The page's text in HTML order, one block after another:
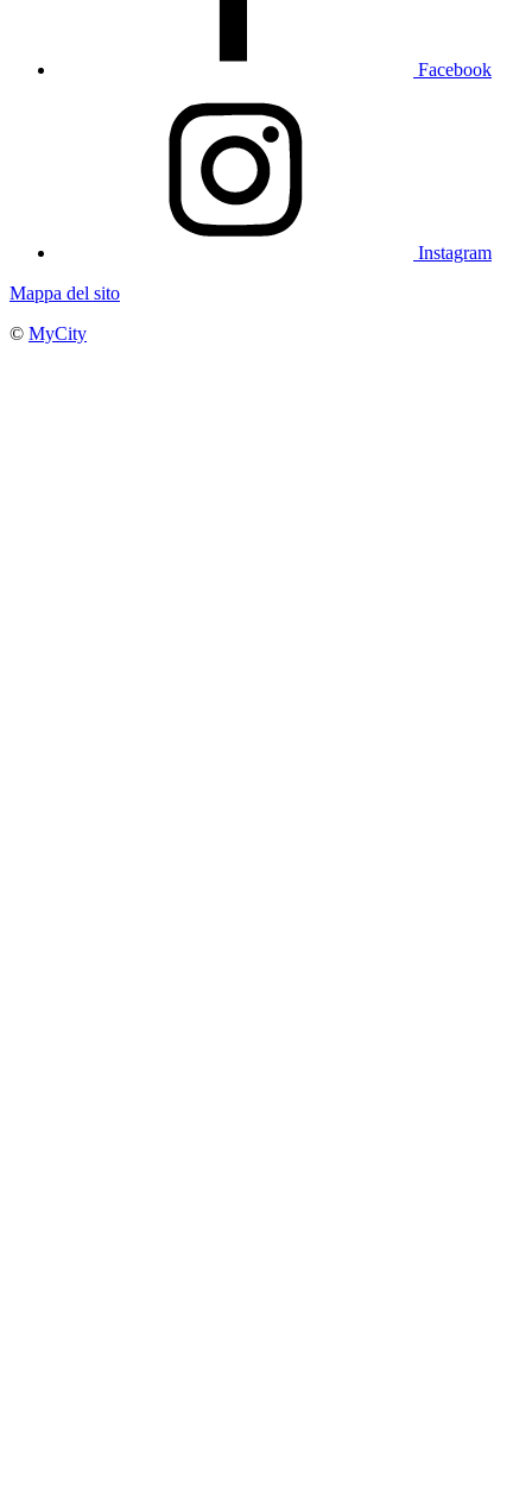
Facebook
Instagram
Mappa del sito
© MyCity